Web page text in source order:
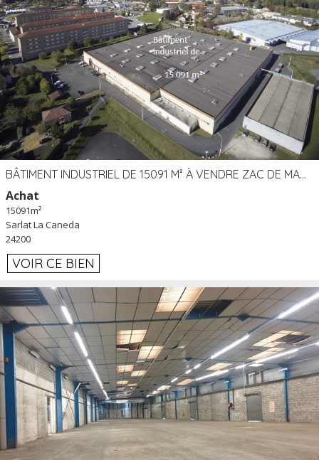
BÂTIMENT INDUSTRIEL DE 15091 M² À VENDRE ZAC DE MADRAZÈS À SARLAT (24)
Achat
15091m²
Sarlat La Caneda
24200
VOIR CE BIEN